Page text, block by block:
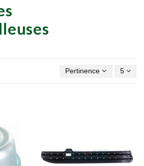
Pertinence 5